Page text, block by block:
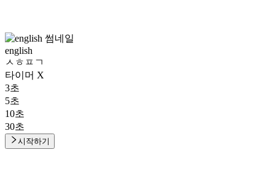
english
ㅅㅎㅍㄱ
타이머 X
3초
5초
10초
30초
시작하기